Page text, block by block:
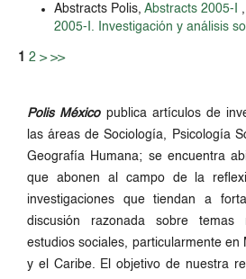
Abstracts Polis, Abstracts 2005-I ,
2005-I. Investigación y análisis
1 2 > >>
Polis Méxicopublica artículos de
las áreas de Sociología, Psicología
Geografía Humana; se encuentra
que abonen al campo de la
investigaciones que tiendan a
discusión razonada sobre temas
estudios sociales, particularmente en
y el Caribe. El objetivo de nuestra